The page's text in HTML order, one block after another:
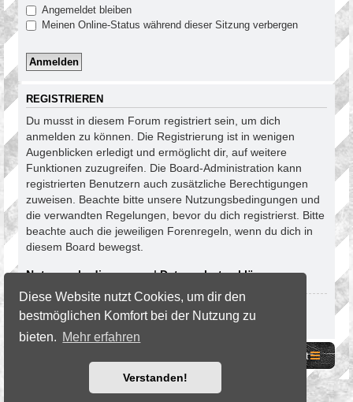
Diese Website nutzt Cookies, um dir den
bestmöglichen Komfort bei der Nutzung zu
bieten. Mehr erfahren
Verstanden!
Angemeldet bleiben
Meinen Online-Status während dieser Sitzung verbergen
REGISTRIEREN
Du musst in diesem Forum registriert sein, um dich
anmelden zu können. Die Registrierung ist in wenigen
Augenblicken erledigt und ermöglicht dir, auf weitere
Funktionen zuzugreifen. Die Board-Administration kann
registrierten Benutzern auch zusätzliche Berechtigungen
zuweisen. Beachte bitte unsere Nutzungsbedingungen und
die verwandten Regelungen, bevor du dich registrierst. Bitte
beachte auch die jeweiligen Forenregeln, wenn du dich in
diesem Board bewegst.
Nutzungsbedingungen|Datenschutzerklärung
Registrieren
Kontakt